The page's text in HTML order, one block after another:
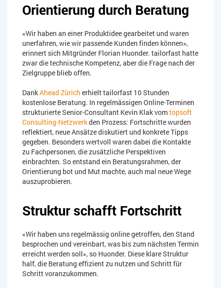
Orientierung durch Beratung
«Wir haben an einer Produktidee gearbeitet und waren
unerfahren, wie wir passende Kunden finden können»,
erinnert sich Mitgründer Florian Huonder. tailorfast hatte
zwar die technische Kompetenz, aber die Frage nach der
Zielgruppe blieb offen.
DankAhead Zürich erhielt tailorfast 10 Stunden
kostenlose Beratung. In regelmässigen Online-Terminen
strukturierte Senior-Consultant Kevin Klak vomtopsoft
Consulting-Netzwerkden Prozess: Fortschritte wurden
reflektiert, neue Ansätze diskutiert und konkrete Tipps
gegeben. Besonders wertvoll waren dabei die Kontakte
zu Fachpersonen, die zusätzliche Perspektiven
einbrachten. So entstand ein Beratungsrahmen, der
Orientierung bot und Mut machte, auch mal neue Wege
auszuprobieren.
Struktur schafft Fortschritt
«Wir haben uns regelmässig online getroffen, den Stand
besprochen und vereinbart, was bis zum nächsten Termin
erreicht werden soll», so Huonder. Diese klare Struktur
half, die Beratung effizient zu nutzen und Schritt für
Schritt voranzukommen.